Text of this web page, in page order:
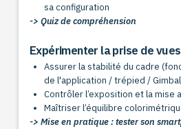
sa configuration
-> Quiz de compréhension
Expérimenter la prise de vues
Assurer la stabilité du cadre
de l'application / trépied /
Contrôler l’exposition et la mise
Maîtriser l’équilibre
-> Mise en pratique : tester son